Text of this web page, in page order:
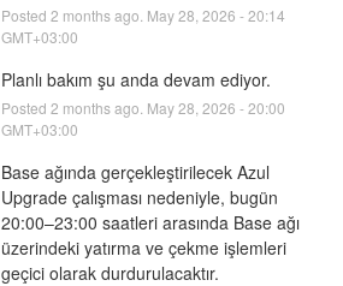
Posted 2 months ago. May28 2026 -20:14
GMT+03:00
Planlı bakım şu anda devam ediyor.
Posted 2 months ago. May28 2026 -20:00
GMT+03:00
Base ağında gerçekleştirilecek Azul
Upgrade çalışması nedeniyle, bugün
20:00–23:00 saatleri arasında Base ağı
üzerindeki yatırma ve çekme işlemleri
geçici olarak durdurulacaktır.